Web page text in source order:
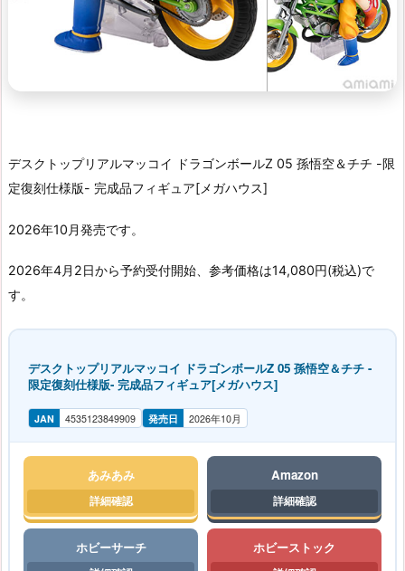
デスクトップリアルマッコイ ドラゴンボールZ 05 孫悟空＆チチ -限
定復刻仕様版- 完成品フィギュア[メガハウス]
2026年10月発売です。
2026年4月2日から予約受付開始、参考価格は14,080円(税込)で
す。
デスクトップリアルマッコイ ドラゴンボールZ 05 孫悟空＆チチ -
限定復刻仕様版- 完成品フィギュア[メガハウス]
JAN 4535123849909 発売日 2026年10月
あみあみ Amazon
ホビーサーチ ホビーストック